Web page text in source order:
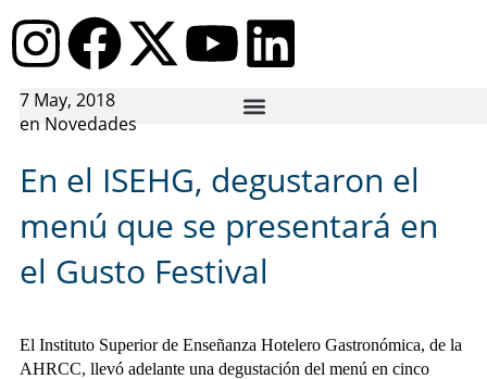
7 May, 2018
en Novedades
En el ISEHG, degustaron el
menú que se presentará en
el Gusto Festival
El Instituto Superior de Enseñanza Hotelero Gastronómica, de la
AHRCC, llevó adelante una degustación del menú en cinco